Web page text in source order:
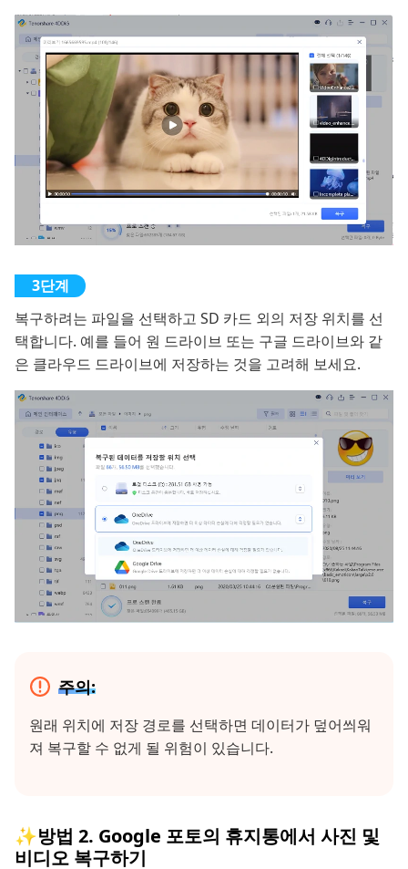
복구하려는 파일을 선택하고 SD 카드 외의 저장 위치를 선
택합니다. 예를 들어 원 드라이브 또는 구글 드라이브와 같
은 클라우드 드라이브에 저장하는 것을 고려해 보세요.
주의:
원래 위치에 저장 경로를 선택하면 데이터가 덮어씌워
져 복구할 수 없게 될 위험이 있습니다.
✨방법 2. Google 포토의 휴지통에서 사진 및
비디오 복구하기